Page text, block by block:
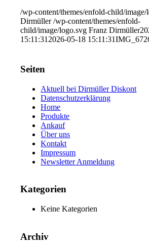
/wp-content/themes/enfold-child/image/
Dirmüller /wp-content/themes/enfold-
child/image/logo.svg Franz Dirmüller
15:11:31 2026-05-18 15:11:31
Seiten
Aktuell bei Dirmüller Diskont
Datenschutzerklärung
Home
Produkte
Ankauf
Über uns
Kontakt
Impressum
Newsletter Anmeldung
Kategorien
Keine Kategorien
Archiv